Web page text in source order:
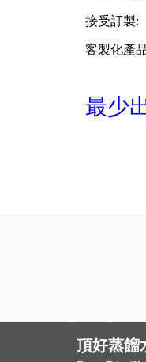
接受訂製:
客製化產
最少
頂好蒸餾